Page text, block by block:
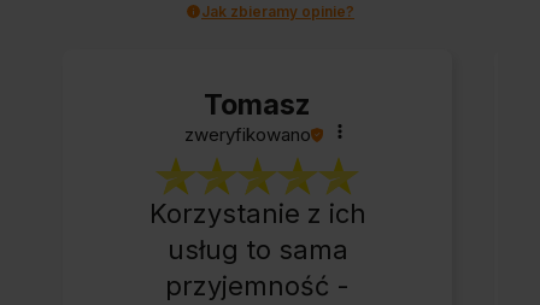
Jak zbieramy opinie?
Tomasz
zweryfikowano
Korzystanie z ich
usług to sama
przyjemność -